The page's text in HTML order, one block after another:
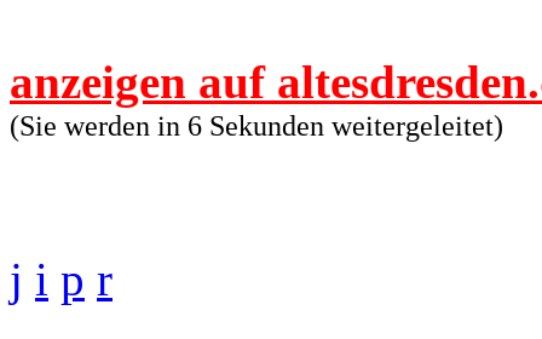
anzeigen auf
(Sie werden in 6 Sekunden weitergeleitet)
j i p r